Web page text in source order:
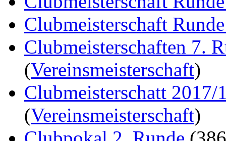
Clubmeisterschaft
Clubmeisterschaften 7.
(Vereinsmeisterschaft)
Clubmeisterschatt 2017/
(Vereinsmeisterschaft)